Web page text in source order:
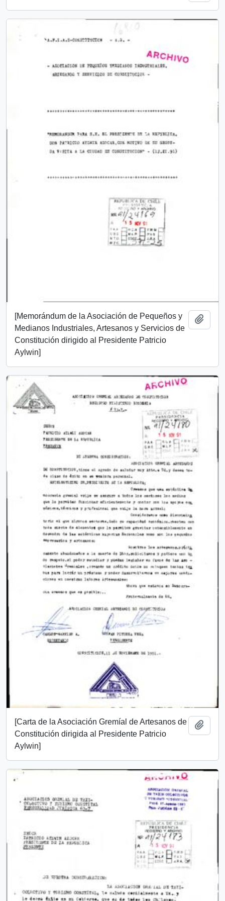
[Memorándum de la Asociación de Pequeños y
Medianos Industriales, Artesanos y Servicios de
Constitución dirigido al Presidente Patricio
Aylwin]
[Carta de la Asociación Gremíal de Artesanos de
Constitución dirigida al Presidente Patricio
Aylwin]